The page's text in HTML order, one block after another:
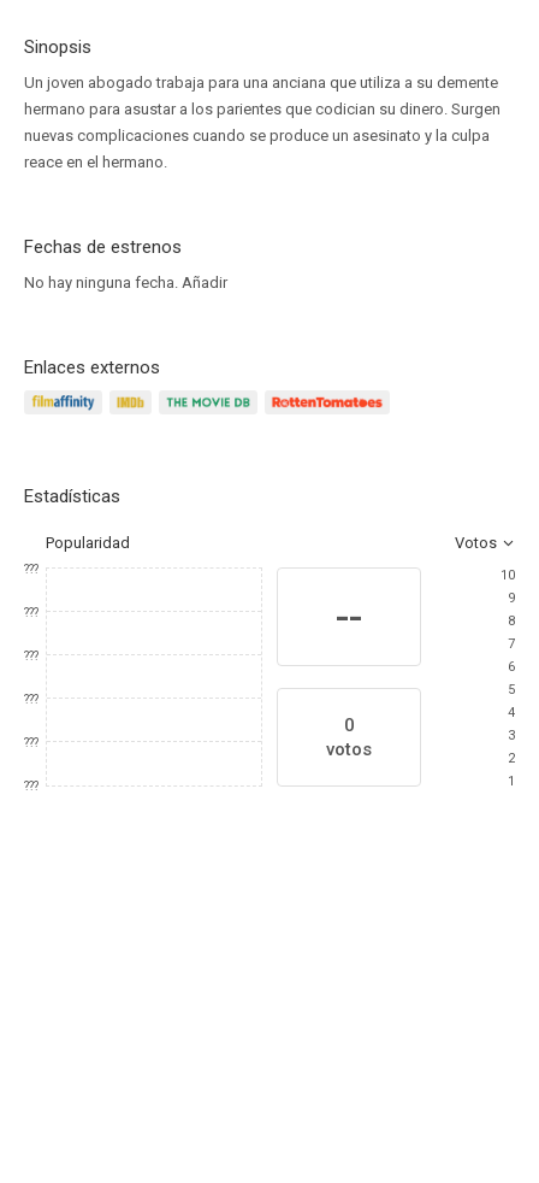
Sinopsis
Un joven abogado trabaja para una anciana que utiliza a su demente
hermano para asustar a los parientes que codician su dinero. Surgen
nuevas complicaciones cuando se produce un asesinato y la culpa
reace en el hermano.
Fechas de estrenos
No hay ninguna fecha. Añadir
Enlaces externos
Estadísticas
Popularidad Votos
???
???
???
???
???
???
--
0
votos
10
9
8
7
6
5
4
3
2
1